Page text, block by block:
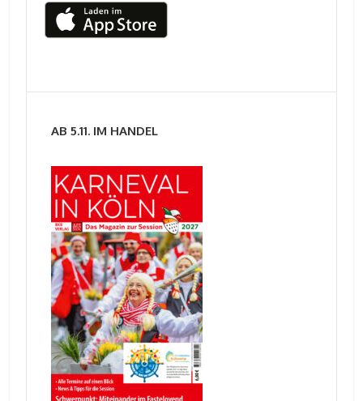
AB 5.11. IM HANDEL